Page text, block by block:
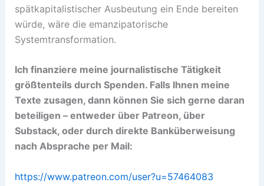
spätkapitalistischer Ausbeutung ein Ende bereiten
würde, wäre die emanzipatorische
Systemtransformation.
Ich finanziere meine journalistische Tätigkeit
größtenteils durch Spenden. Falls Ihnen meine
Texte zusagen, dann können Sie sich gerne daran
beteiligen – entweder über Patreon, über
Substack, oder durch direkte Banküberweisung
nach Absprache per Mail:
https://www.patreon.com/user?u=57464083